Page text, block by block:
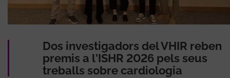
Dos investigadors del VHIR reben
premis a l'ISHR 2026 pels seus
treballs sobre cardiologia